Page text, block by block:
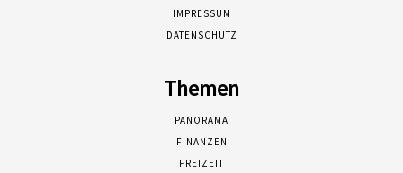
IMPRESSUM
DATENSCHUTZ
Themen
PANORAMA
FINANZEN
FREIZEIT